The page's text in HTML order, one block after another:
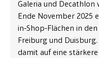
Galeria und Decathlon
Ende November 2025
in-Shop-Flächen in den
Freiburg und
damit auf eine